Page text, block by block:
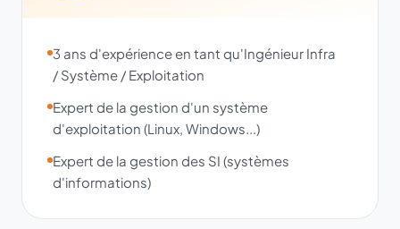
3 ans d'expérience en tant qu'Ingénieur Infra
/ Système / Exploitation
Expert de la gestion d'un système
d'exploitation (Linux, Windows...)
Expert de la gestion des SI (systèmes
d'informations)